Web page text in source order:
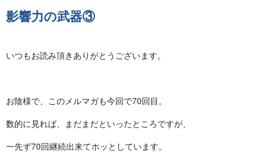
影響力 の 武 器 ③
いつもお読み頂きありがとうございます。
お陰様で、このメルマガも今回で70回目。
数的に見れば、まだまだといったところですが、
一先ず70回継続出来てホッとしています。